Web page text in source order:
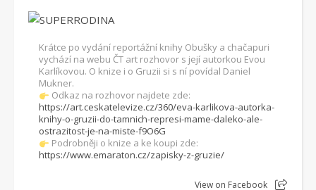
Krátce po vydání reportážní knihy Obušky a chačapuri
vychází na webu ČT art rozhovor s její autorkou Evou
Karlíkovou. O knize i o Gruzii si s ní povídal Daniel
Mukner.
Odkaz na rozhovor najdete zde:
https://art.ceskatelevize.cz/360/eva-karlikova-autorka-
knihy-o-gruzii-do-tamnich-represi-mame-daleko-ale-
ostrazitost-je-na-miste-f9O6G
Podrobněji o knize a ke koupi zde:
https://www.emaraton.cz/zapisky-z-gruzie/
View on Facebook